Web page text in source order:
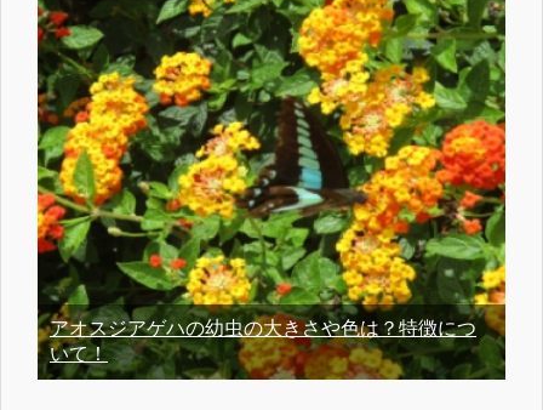
アオスジアゲハの幼虫の大きさや色は？特徴につ
いて！